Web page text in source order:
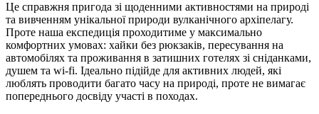
Це справжня пригода зі щоденними активностями на природі
та вивченням унікальної природи вулканічного архіпелагу.
Проте наша експедиція проходитиме у максимально
комфортних умовах: хайки без рюкзаків, пересування на
автомобілях та проживання в затишних готелях зі сніданками,
душем та wi-fi. Ідеально підійде для активних людей, які
люблять проводити багато часу на природі, проте не вимагає
попереднього досвіду участі в походах.